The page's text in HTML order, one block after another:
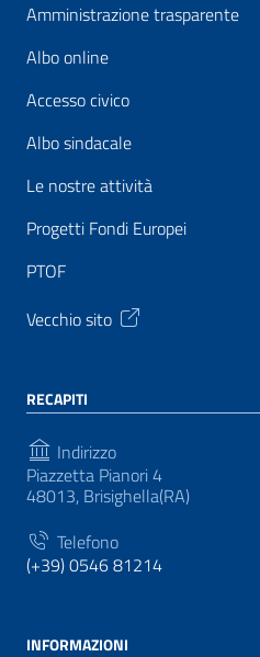
Amministrazione trasparente
Albo online
Accesso civico
Albo sindacale
Le nostre attività
Progetti Fondi Europei
PTOF
Vecchio sito
RECAPITI
Indirizzo
Piazzetta Pianori 4
48013, Brisighella(RA)
Telefono
(+39) 0546 81214
INFORMAZIONI